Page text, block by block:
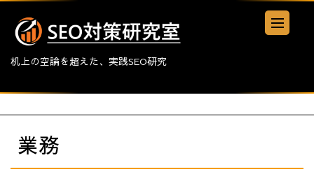
机上の空論を超えた、実践SEO研究
業務